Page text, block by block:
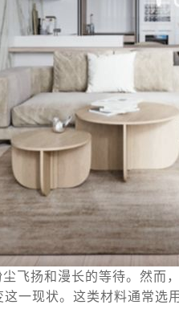
飞扬和漫长的等待。然而
一现状。这类材料通常选